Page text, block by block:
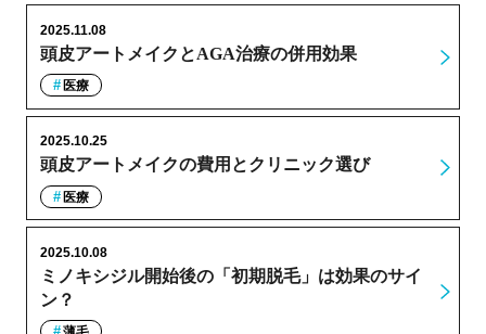
頭皮アートメイクとAGA治療の併用効果
2025.11.08
医療
頭皮アートメイクの費用とクリニック選び
2025.10.25
医療
ミノキシジル開始後の「初期脱毛」は効果のサイ
ン？
2025.10.08